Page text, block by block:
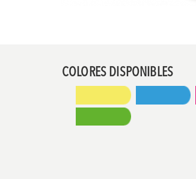
COLORES DISPONIBLES